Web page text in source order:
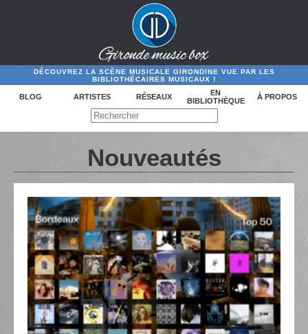
DÉCOUVREZ LA SCÈNE MUSICALE GIRONDINE VUE PAR LES
BIBLIOTHÉCAIRES MUSICAUX !
BLOG ARTISTES RÉSEAUX
EN
BIBLIOTHÈQUE
À PROPOS
Nouveautés